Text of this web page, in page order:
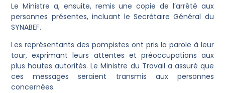
Le Ministre a, ensuite, remis une copie de l’arrêté aux
personnes présentes, incluant le Secrétaire Général du
SYNABEF.
Les représentants des pompistes ont pris la parole à leur
tour, exprimant leurs attentes et préoccupations aux
plus hautes autorités. Le Ministre du Travail a assuré que
ces messages seraient transmis aux personnes
concernées.